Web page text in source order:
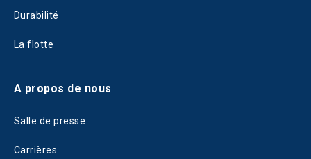
Durabilité
La flotte
A propos de nous
Salle de presse
Carrières